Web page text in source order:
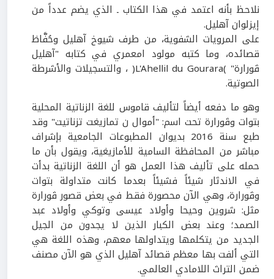
نلاحظ بأنه اعتمد في هذا الكتاب ـ الذي يضم عدداً من
إيزلوان آهليل.
على المرويات الشفوية، من طرف شيوخ آهليل وحُفَّاظ
قصائده، وما كتبه مولود امعمري في كتابه "آهليل
ڤورارة" (
L'Ahellil du Gourara
) ، والتسجيلات والأشرطة
الصوتية.
وهو ما دفعه أيضاً لتأليف قاموس للغة الزناتية المحلية
بتوات وڤورارة تحت اسم: "أموال ن تمازيغت تزناتيت" وقد
طبع سنة 2016 بديوان المطبوعات الجامعية بإشراف
مباشر من المحافظة السامية للأمازيغية، ويقول بأن ما
حمله على تأليف هذا العمل هو أن اللغة الزناتية بدأت
في الاندثار شيئاً فشيئاً بعدما كانت متداولة بتوات
وڤورارة، وهي الآن محصورة فقط في بعض قصور ڤورارة
مثل: شروين وحيحا وأولاد عيسى وتوكي وأولاد عبد
الصمد؛ وعند بعض الكبار الذين لا يجدون من الجيل
الجديد من يتكلمها ويتداولها معهم، وهذه اللغة هي
التي ألفت بها معظم قصائد آهليل الذي هو الآن مصنف
ضمن التراث اللامادي العالمي.